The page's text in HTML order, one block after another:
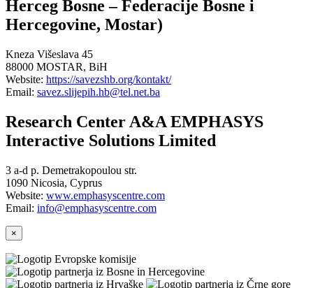
Herceg Bosne – Federacije Bosne i
Hercegovine, Mostar)
Kneza Višeslava 45
88000 MOSTAR, BiH
Website: https://savezshb.org/kontakt/
Email: savez.slijepih.hb@tel.net.ba
Research Center A&A EMPHASYS
Interactive Solutions Limited
3 a-d p. Demetrakopoulou str.
1090 Nicosia, Cyprus
Website: www.emphasyscentre.com
Email: info@emphasyscentre.com
×